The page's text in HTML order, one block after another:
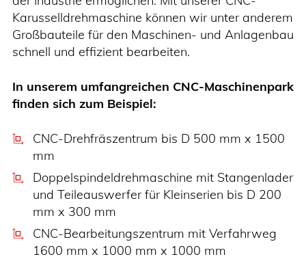
Karusselldrehmaschine können wir unter anderem
Großbauteile für den Maschinen- und Anlagenbau
schnell und effizient bearbeiten.
In unserem umfangreichen CNC-Maschinenpark
finden sich zum Beispiel:
CNC-Drehfräszentrum bis D 500 mm x 1500
mm
Doppelspindeldrehmaschine mit Stangenlader
und Teileauswerfer für Kleinserien bis D 200
mm x 300 mm
CNC-Bearbeitungszentrum mit Verfahrweg
1600 mm x 1000 mm x 1000 mm